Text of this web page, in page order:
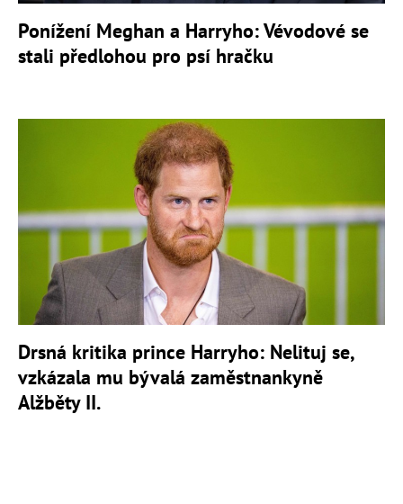
Ponížení Meghan a Harryho: Vévodové se
stali předlohou pro psí hračku
Drsná kritika prince Harryho: Nelituj se,
vzkázala mu bývalá zaměstnankyně
Alžběty II.